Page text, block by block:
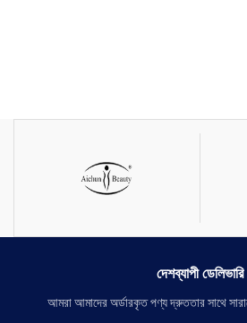
দেশব্যাপী ডেলিভারি
আমরা আমাদের অর্ডারকৃত পণ্য দ্রুততার সাথে